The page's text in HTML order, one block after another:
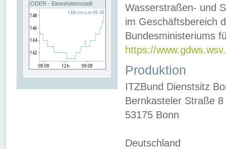
ODER - Eisenhüttenstadt
Wasserstraßen- und
im Geschäftsbereich
Bundesministeriums
https://
Produktion
ITZBund Dienstsitz
Bernkasteler Straße 8
53175 Bonn
Deutschland